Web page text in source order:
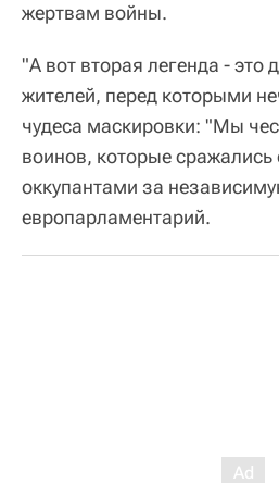
жертвам войны.
"А вот вторая легенда - это
жителей, перед которыми
чудеса маскировки: "Мы
воинов, которые сражались
оккупантами за
европарламентарий.